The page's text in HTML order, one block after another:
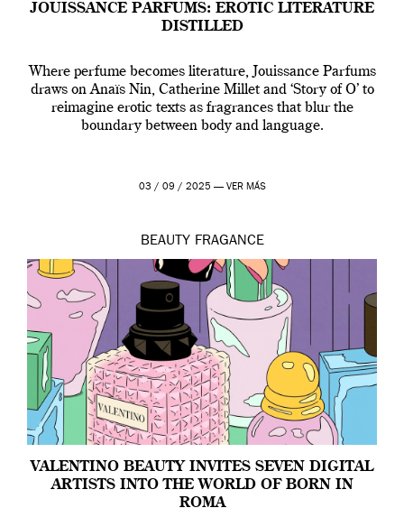
JOUISSANCE PARFUMS: EROTIC LITERATURE
DISTILLED
Where perfume becomes literature, Jouissance Parfums
draws on Anaïs Nin, Catherine Millet and ‘Story of O’ to
reimagine erotic texts as fragrances that blur the
boundary between body and language.
03 / 09 / 2025 — VER MÁS
BEAUTY FRAGANCE
VALENTINO BEAUTY INVITES SEVEN DIGITAL
ARTISTS INTO THE WORLD OF BORN IN
ROMA